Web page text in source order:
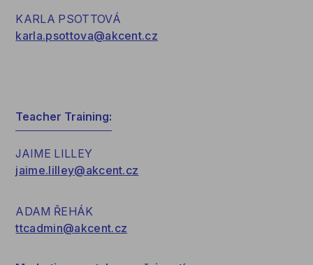
KARLA PSOTTOVÁ
karla.psottova@akcent.cz
Teacher Training:
JAIME LILLEY
jaime.lilley@akcent.cz
ADAM ŘEHÁK
ttcadmin@akcent.cz